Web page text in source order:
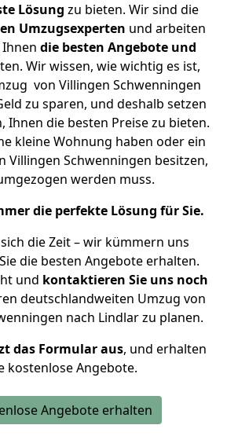
Lösung zu bieten. Wir sind die
Umzugsexperten und arbeiten
die besten Angebote und
Wir wissen, wie wichtig es ist,
von Villingen Schwenningen
zu sparen, und deshalb setzen
Ihnen die besten Preise zu bieten.
kleine Wohnung haben oder ein
Villingen Schwenningen besitzen,
werden muss.
die perfekte Lösung für Sie.
die Zeit – wir kümmern uns
die besten Angebote erhalten.
und kontaktieren Sie uns noch
deutschlandweiten Umzug von
nach Lindlar zu planen.
das Formular aus, und erhalten
kostenlose Angebote.
Angebote erhalten